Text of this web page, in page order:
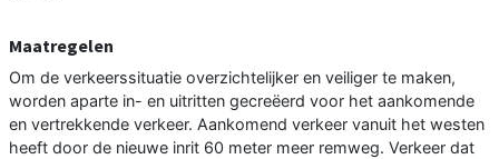
Maatregelen
Om de verkeerssituatie overzichtelijker en veiliger te maken,
worden aparte in- en uitritten gecreëerd voor het aankomende
en vertrekkende verkeer. Aankomend verkeer vanuit het westen
heeft door de nieuwe inrit 60 meter meer remweg. Verkeer dat